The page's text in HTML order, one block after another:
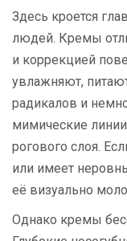
Здесь кроется
людей. Кремы
и коррекцией
увлажняют,
радикалов и
мимические
рогового слоя.
или имеет
её визуально
Однако кремы